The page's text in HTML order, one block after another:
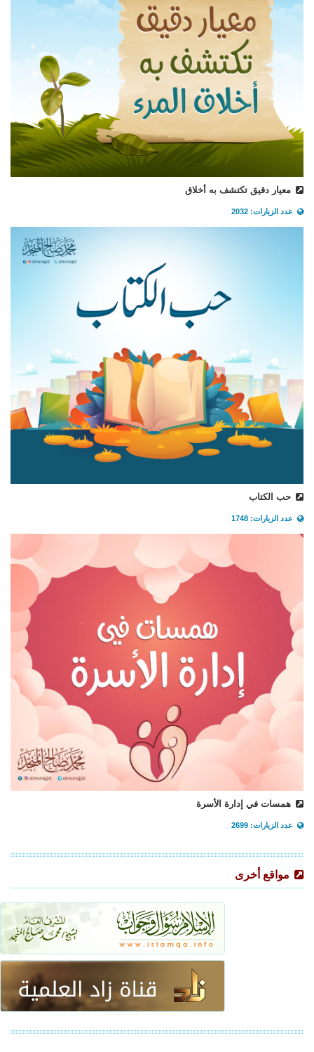
معيار دقيق تكتشف به أخلاق
عدد الزيارات: 2032
حب الكتاب
عدد الزيارات: 1748
همسات في إدارة الأسرة
عدد الزيارات: 2699
مواقع أخرى